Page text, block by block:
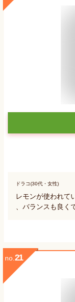
ドラコ(30代・女性)
レモンが使われて
、バランスも良く
no. 21